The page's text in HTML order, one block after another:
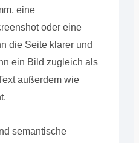
eine
oder eine
die Seite klarer und
ein Bild zugleich als
außerdem wie
semantische